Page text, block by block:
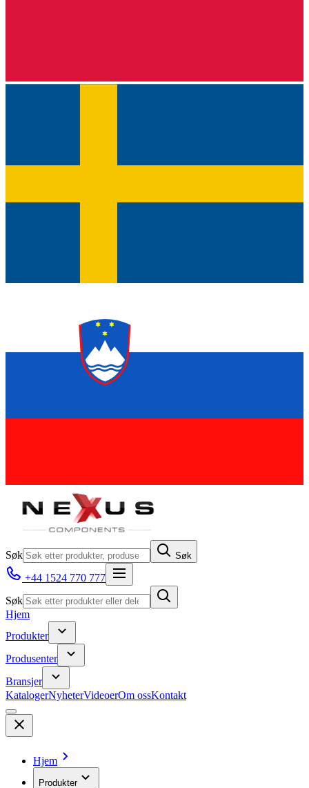
Søk Søk
+44 1524 770 777
Søk
Hjem
Produkter
Produsenter
Bransjer
KatalogerNyheterVideoerOm ossKontakt
Hjem
Produkter